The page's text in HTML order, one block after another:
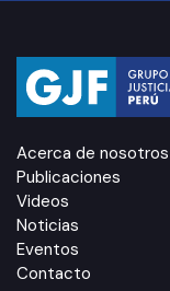
Acerca de nosotros
Publicaciones
Videos
Noticias
Eventos
Contacto